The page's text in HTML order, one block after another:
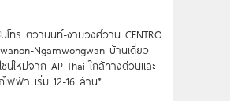
นโทร ติวานนท์-งามวงศ์วาน CENTRO
Ngamwongwan บ้านเดี่ยว
ซน์ใหม่จาก AP Thai ใกล้ทางด่วนและ
ไฟฟ้า เริ่ม 12-16 ล้าน*